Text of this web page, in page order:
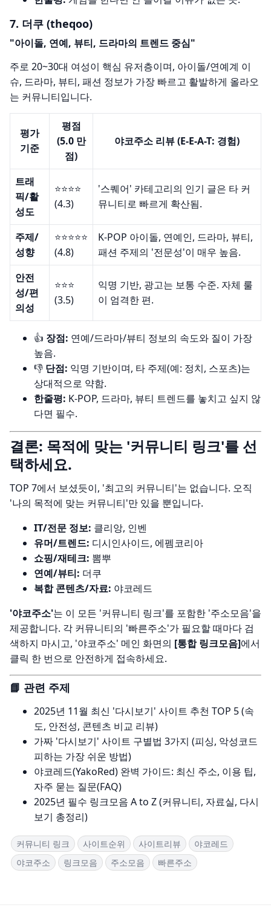
7. 더쿠 (theqoo)
"아이돌, 연예, 뷰티, 드라마의 트렌드 중심"
주로 20~30대 여성이 핵심 유저층이며, 아이돌/연예계 이
슈, 드라마, 뷰티, 패션 정보가 가장 빠르고 활발하게 올라오
는 커뮤니티입니다.
평가
기준
평점
(5.0 만
점)
야코주소 리뷰 (E-E-A-T: 경험)
트래
픽/활
성도
⭐️⭐️⭐️⭐️
(4.3)
'스퀘어' 카테고리의 인기 글은 타 커
뮤니티로 빠르게 확산됨.
주제/
성향
⭐️⭐️⭐️⭐️⭐️
(4.8)
K-POP 아이돌, 연예인, 드라마, 뷰티,
패션 주제의 '전문성'이 매우 높음.
안전
성/편
의성
⭐️⭐️⭐️
(3.5)
익명 기반, 광고는 보통 수준. 자체 룰
이 엄격한 편.
👍 장점: 연예/드라마/뷰티 정보의 속도와 질이 가장
높음.
👎 단점: 익명 기반이며, 타 주제(예: 정치, 스포츠)는
상대적으로 약함.
한줄평: K-POP, 드라마, 뷰티 트렌드를 놓치고 싶지 않
다면 필수.
결론: 목적에 맞는 '커뮤니티 링크'를 선
택하세요.
TOP 7에서 보셨듯이, '최고의 커뮤니티'는 없습니다. 오직
'나의 목적에 맞는 커뮤니티'만 있을 뿐입니다.
IT/전문 정보: 클리앙, 인벤
유머/트렌드: 디시인사이드, 에펨코리아
쇼핑/재테크: 뽐뿌
연예/뷰티: 더쿠
복합 콘텐츠/자료: 야코레드
'야코주소'는 이 모든 '커뮤니티 링크'를 포함한 '주소모음'을
제공합니다. 각 커뮤니티의 '빠른주소'가 필요할 때마다 검
색하지 마시고, '야코주소' 메인 화면의 [통합 링크모음]에서
클릭 한 번으로 안전하게 접속하세요.
📘 관련 주제
2025년 11월 최신 '다시보기' 사이트 추천 TOP 5 (속
도, 안전성, 콘텐츠 비교 리뷰)
가짜 '다시보기' 사이트 구별법 3가지 (피싱, 악성코드
피하는 가장 쉬운 방법)
야코레드(YakoRed) 완벽 가이드: 최신 주소, 이용 팁,
자주 묻는 질문(FAQ)
2025년 필수 링크모음 A to Z (커뮤니티, 자료실, 다시
보기 총정리)
커뮤니티 링크 사이트순위 사이트리뷰
야코레드
야코주소
링크모음 주소모음 빠른주소